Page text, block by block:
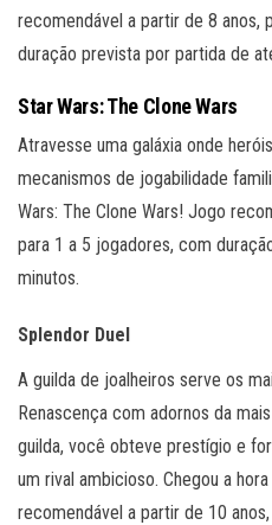
recomendável a partir de 8 anos,
duração prevista por partida de
Star Wars: The Clone Wars
Atravesse uma galáxia onde
mecanismos de jogabilidade
Wars: The Clone Wars! Jogo
para 1 a 5 jogadores, com
minutos.
Splendor Duel
A guilda de joalheiros serve os
Renascença com adornos da
guilda, você obteve prestígio e
um rival ambicioso. Chegou a
recomendável a partir de 10